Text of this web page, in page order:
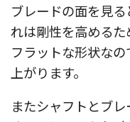
ブレードの面を見
れは剛性を高める
フラットな形状な
上がります。
またシャフトとブ